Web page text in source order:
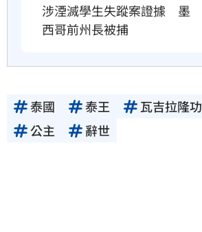
涉湮滅學生失蹤案證據　墨
西哥前州長被捕
泰國 泰王 瓦吉拉隆功
公主
辭世